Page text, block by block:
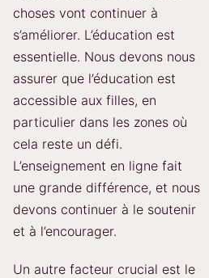
choses vont continuer à
s’améliorer. L’éducation est
essentielle. Nous devons nous
assurer que l’éducation est
accessible aux filles, en
particulier dans les zones où
cela reste un défi.
L’enseignement en ligne fait
une grande différence, et nous
devons continuer à le soutenir
et à l’encourager.
Un autre facteur crucial est le